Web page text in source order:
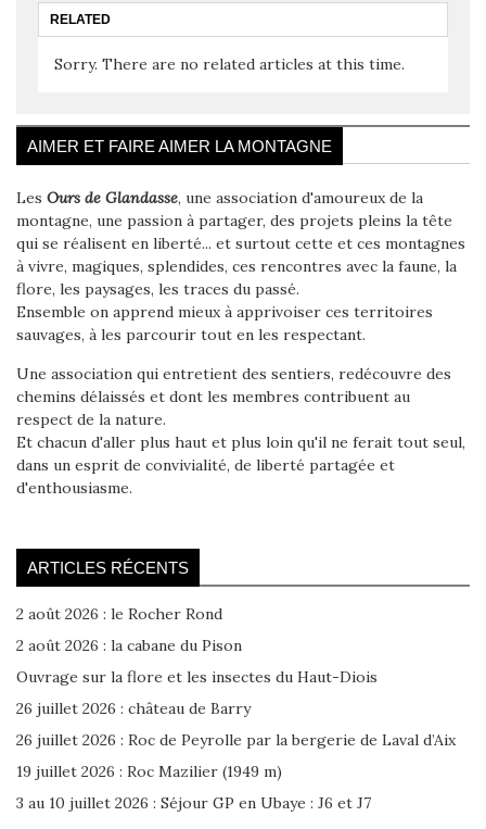
RELATED
Sorry. There are no related articles at this time.
AIMER ET FAIRE AIMER LA MONTAGNE
Les Ours de Glandasse, une association d'amoureux de la
montagne, une passion à partager, des projets pleins la tête
qui se réalisent en liberté... et surtout cette et ces montagnes
à vivre, magiques, splendides, ces rencontres avec la faune, la
flore, les paysages, les traces du passé.
Ensemble on apprend mieux à apprivoiser ces territoires
sauvages, à les parcourir tout en les respectant.
Une association qui entretient des sentiers, redécouvre des
chemins délaissés et dont les membres contribuent au
respect de la nature.
Et chacun d'aller plus haut et plus loin qu'il ne ferait tout seul,
dans un esprit de convivialité, de liberté partagée et
d'enthousiasme.
ARTICLES RÉCENTS
2 août 2026 : le Rocher Rond
2 août 2026 : la cabane du Pison
Ouvrage sur la flore et les insectes du Haut-Diois
26 juillet 2026 : château de Barry
26 juillet 2026 : Roc de Peyrolle par la bergerie de Laval d’Aix
19 juillet 2026 : Roc Mazilier (1949 m)
3 au 10 juillet 2026 : Séjour GP en Ubaye : J6 et J7